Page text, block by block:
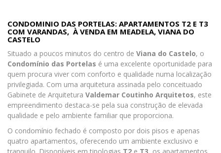
CONDOMINIO DAS PORTELAS: APARTAMENTOS T2 E T3
COM VARANDAS, À VENDA EM MEADELA, VIANA DO
CASTELO
Situado a poucos minutos do centro de Viana do Castelo, o
Condomínio das Portelas é uma excelente oportunidade para
quem procura viver com conforto e qualidade numa localização
privilegiada. Com uma arquitetura assinada pelo conceituado
Gabinete de Arquitetura Valdemar Coutinho Arquitetos, este
empreendimento destaca-se pela sua construção de elevada
qualidade e pelo ambiente familiar que proporciona.
O condomínio fechado é composto por dois pisos e apenas
quatro apartamentos, oferecendo um ambiente exclusivo e